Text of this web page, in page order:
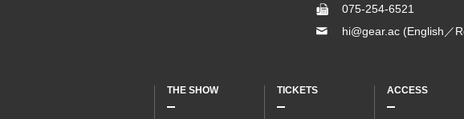
075-254-6521
hi@gear.ac (English／
THE SHOW TICKETS ACCESS